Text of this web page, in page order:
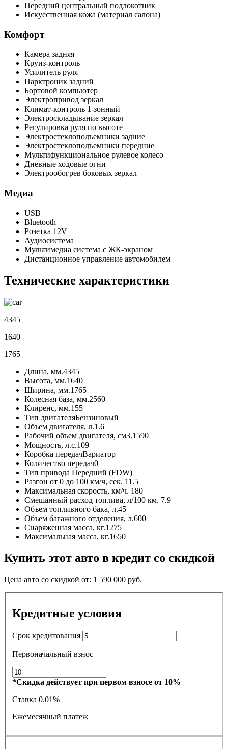
Передний центральный подлокотник
Искусственная кожа (материал салона)
Комфорт
Камера задняя
Круиз-контроль
Усилитель руля
Парктроник задний
Бортовой компьютер
Электропривод зеркал
Климат-контроль 1-зонный
Электроскладывание зеркал
Регулировка руля по высоте
Электростеклоподъемники задние
Электростеклоподъемники передние
Мультифункциональное рулевое колесо
Дневные ходовые огни
Электрообогрев боковых зеркал
Медиа
USB
Bluetooth
Розетка 12V
Аудиосистема
Мультимедиа система с ЖК-экраном
Дистанционное управление автомобилем
Технические характеристики
4345
1640
1765
Длина, мм.4345
Высота, мм.1640
Ширина, мм.1765
Колесная база, мм.2560
Клиренс, мм.155
Тип двигателяБензиновый
Объем двигателя, л.1.6
Рабочий объем двигателя, см3.1590
Мощность, л.с.109
Коробка передачВариатор
Количество передач0
Тип привода Передний (FDW)
Разгон от 0 до 100 км/ч, сек. 11.5
Максимальная скорость, км/ч. 180
Смешанный расход топлива, л/100 км. 7.9
Объем топливного бака, л.45
Объем багажного отделения, л.600
Снаряженная масса, кг.1275
Максимальная масса, кг.1650
Купить этот авто в кредит со скидкой
Цена авто со скидкой от: 1 590 000 руб.
Кредитные условия
Срок кредитования
Первоначальный взнос
*Скидка действует при первом взносе от 10%
Ставка 0.01%
Ежемесячный платеж